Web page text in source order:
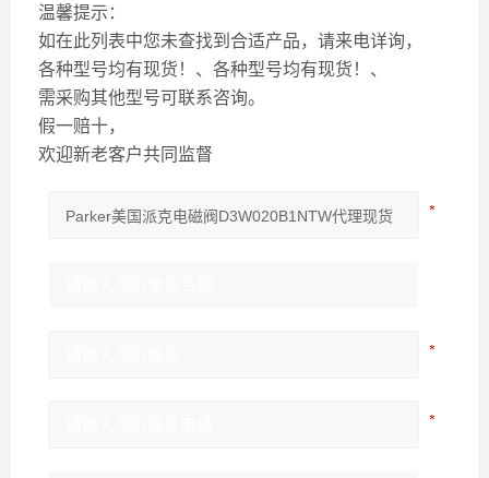
温馨提示：
如在此列表中您未查找到合适产品，请来电详询，
各种型号均有现货！、各种型号均有现货！、
需采购其他型号可联系咨询。
假一赔十，
欢迎新老客户共同监督